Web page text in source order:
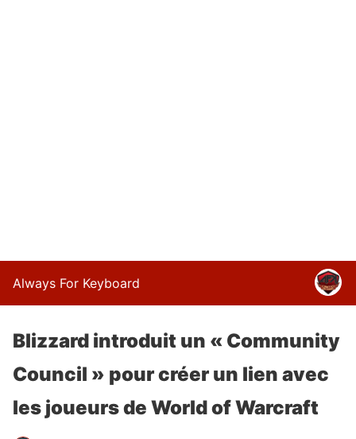
Always For Keyboard
Blizzard introduit un « Community
Council » pour créer un lien avec
les joueurs de World of Warcraft